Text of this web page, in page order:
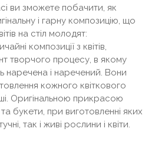
ви зможете побачити, як
і гарну композицію, що
на стіл молодят:
композиції з квітів,
творчого процесу, в якому
наречена і наречений. Вони
кожного квіткового
Оригінальною прикрасою
букети, при виготовленні яких
так і живі рослини і квіти.